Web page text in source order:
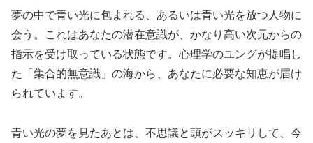
夢の中で青い光に包まれる、あるいは青い光を放つ人物に
会う。これはあなたの潜在意識が、かなり高い次元からの
指示を受け取っている状態です。心理学のユングが提唱し
た「 集合的無意識 」の海から、あなたに必要な知恵が届け
られています。
青い光の夢を見たあとは、不思議と頭がスッキリして、今